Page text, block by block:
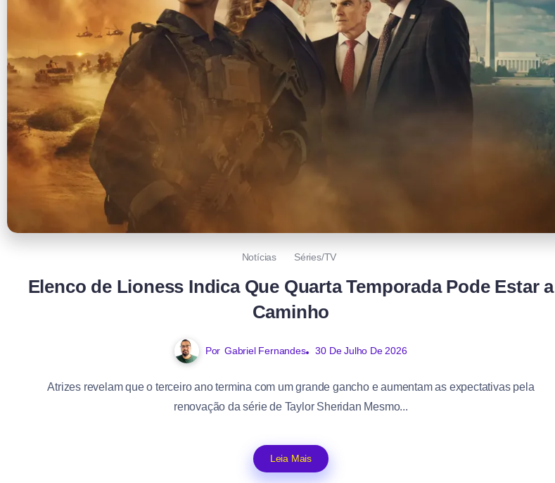
Notícias Séries/TV
Elenco de Lioness Indica Que Quarta Temporada Pode Estar a
Caminho
Por Gabriel Fernandes 30 De Julho De 2026
Atrizes revelam que o terceiro ano termina com um grande gancho e aumentam as expectativas pela
renovação da série de Taylor Sheridan Mesmo...
Leia Mais